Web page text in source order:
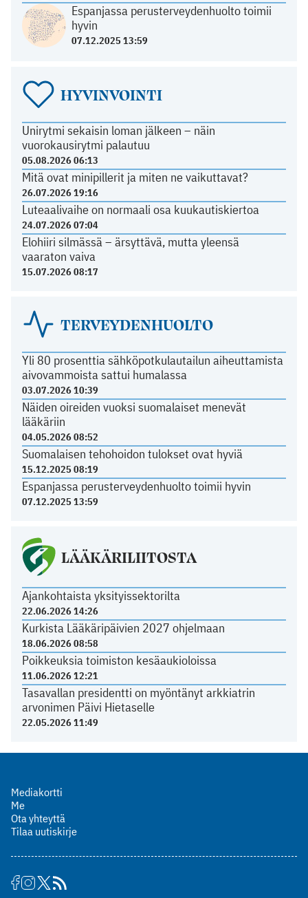
Espanjassa perusterveydenhuolto toimii
hyvin
07.12.2025 13:59
HYVINVOINTI
Unirytmi sekaisin loman jälkeen – näin
vuorokausirytmi palautuu
05.08.2026 06:13
Mitä ovat minipillerit ja miten ne vaikuttavat?
26.07.2026 19:16
Luteaalivaihe on normaali osa kuukautiskiertoa
24.07.2026 07:04
Elohiiri silmässä – ärsyttävä, mutta yleensä
vaaraton vaiva
15.07.2026 08:17
TERVEYDENHUOLTO
Yli 80 prosenttia sähköpotkulautailun aiheuttamista
aivovammoista sattui humalassa
03.07.2026 10:39
Näiden oireiden vuoksi suomalaiset menevät
lääkäriin
04.05.2026 08:52
Suomalaisen tehohoidon tulokset ovat hyviä
15.12.2025 08:19
Espanjassa perusterveydenhuolto toimii hyvin
07.12.2025 13:59
LÄÄKÄRILIITOSTA
Ajankohtaista yksityissektorilta
22.06.2026 14:26
Kurkista Lääkäripäivien 2027 ohjelmaan
18.06.2026 08:58
Poikkeuksia toimiston kesäaukioloissa
11.06.2026 12:21
Tasavallan presidentti on myöntänyt arkkiatrin
arvonimen Päivi Hietaselle
22.05.2026 11:49
Mediakortti
Me
Ota yhteyttä
Tilaa uutiskirje